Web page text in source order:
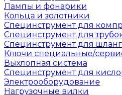
Лампы и фонарики
Кольца и золотники
Специнструмент для
Специнструмент для
Специнструмент для
Ключи специальные/
Выхлопная система
Специнструмент для
Электрооборудование
Нагрузочные вилки